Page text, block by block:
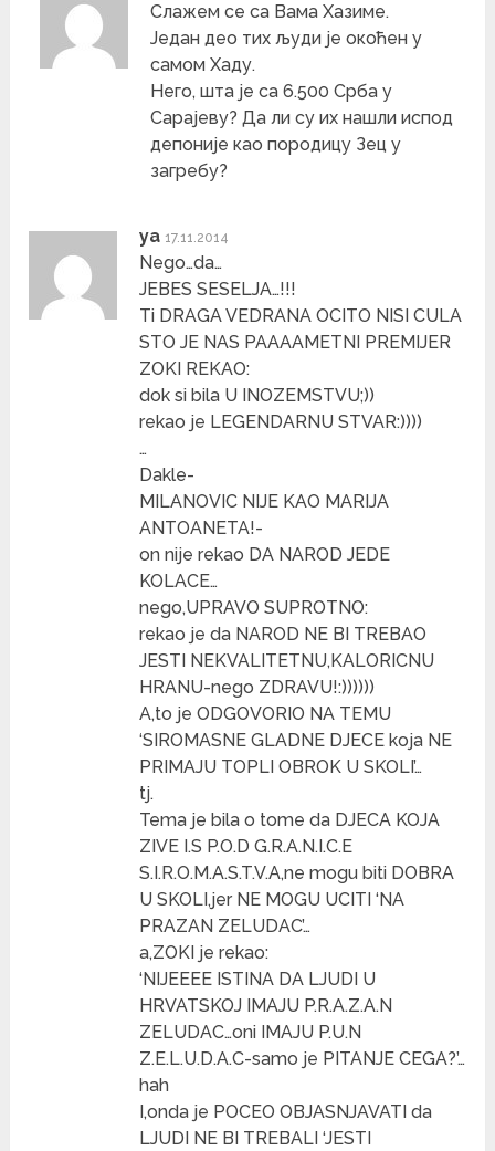
Слажем се са Вама Хазиме.
Један део тих људи је окоћен у
самом Хаду.
Него, шта је са 6.500 Срба у
Сарајеву? Да ли су их нашли испод
депоније као породицу Зец у
загребу?
ya 17.11.2014
Nego…da…
JEBES SESELJA…!!!
Ti DRAGA VEDRANA OCITO NISI CULA
STO JE NAS PAAAAMETNI PREMIJER
ZOKI REKAO:
dok si bila U INOZEMSTVU;))
rekao je LEGENDARNU STVAR:))))
…
Dakle-
MILANOVIC NIJE KAO MARIJA
ANTOANETA!-
on nije rekao DA NAROD JEDE
KOLACE…
nego,UPRAVO SUPROTNO:
rekao je da NAROD NE BI TREBAO
JESTI NEKVALITETNU,KALORICNU
HRANU-nego ZDRAVU!:))))))
A,to je ODGOVORIO NA TEMU
‘SIROMASNE GLADNE DJECE koja NE
PRIMAJU TOPLI OBROK U SKOLI’…
tj.
Tema je bila o tome da DJECA KOJA
ZIVE I.S P.O.D G.R.A.N.I.C.E
S.I.R.O.M.A.S.T.V.A,ne mogu biti DOBRA
U SKOLI,jer NE MOGU UCITI ‘NA
PRAZAN ZELUDAC’…
a,ZOKI je rekao:
‘NIJEEEE ISTINA DA LJUDI U
HRVATSKOJ IMAJU P.R.A.Z.A.N
ZELUDAC…oni IMAJU P.U.N
Z.E.L.U.D.A.C-samo je PITANJE CEGA?’…
hah
I,onda je POCEO OBJASNJAVATI da
LJUDI NE BI TREBALI ‘JESTI